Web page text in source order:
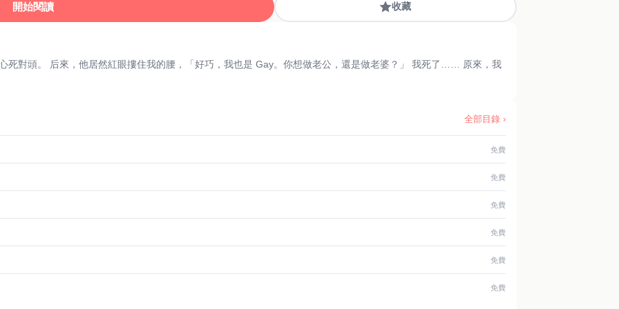
開始閱讀 收藏
死對頭。 后來，他居然紅眼摟住我的腰，「好巧，我也是 Gay。你想做老公，還是做老婆？」 我死了…… 原來，我
全部目錄 ›
免費
免費
免費
免費
免費
免費